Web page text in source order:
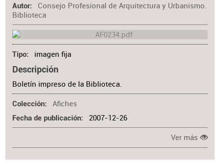
Autor
Consejo Profesional de Arquitectura y Urbanismo.
Biblioteca
Tipo imagen fija
Descripción
Boletín impreso de la Biblioteca.
Colección Afiches
Fecha de publicación 2007-12-26
Ver más